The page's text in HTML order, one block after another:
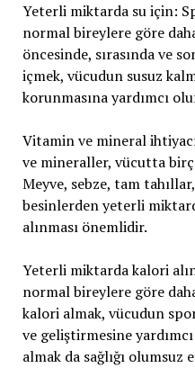
Yeterli miktarda su için:
normal bireylere göre
öncesinde, sırasında ve
içmek, vücudun susuz
korunmasına yardımcı
Vitamin ve mineral
ve mineraller, vücutta
Meyve, sebze, tam
besinlerden yeterli
alınması önemlidir.
Yeterli miktarda kalori
normal bireylere göre
kalori almak, vücudun
ve geliştirmesine
almak da sağlığı olumsuz